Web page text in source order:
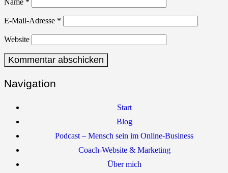
E-Mail-Adresse *
Website
Navigation
Start
Blog
Podcast – Mensch sein im Online-Business
Coach-Website & Marketing
Über mich